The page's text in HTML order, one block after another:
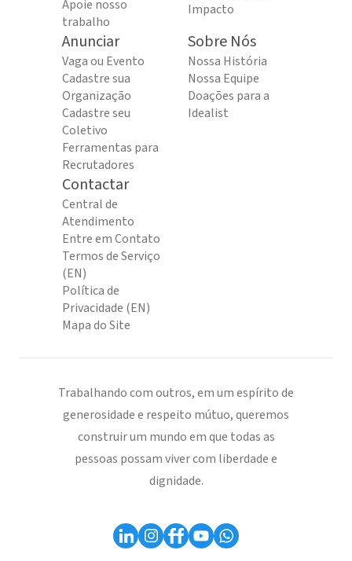
Apoie nosso
trabalho
Impacto
Anunciar
Vaga ou Evento
Cadastre sua
Organização
Cadastre seu
Coletivo
Ferramentas para
Recrutadores
Sobre Nós
Nossa História
Nossa Equipe
Doações para a
Idealist
Contactar
Central de
Atendimento
Entre em Contato
Termos de Serviço
(EN)
Política de
Privacidade (EN)
Mapa do Site
Trabalhando com outros, em um espírito de
generosidade e respeito mútuo, queremos
construir um mundo em que todas as
pessoas possam viver com liberdade e
dignidade.